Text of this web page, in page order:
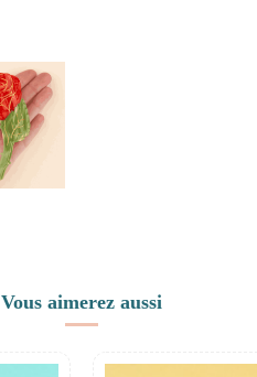
Vous aimerez aussi